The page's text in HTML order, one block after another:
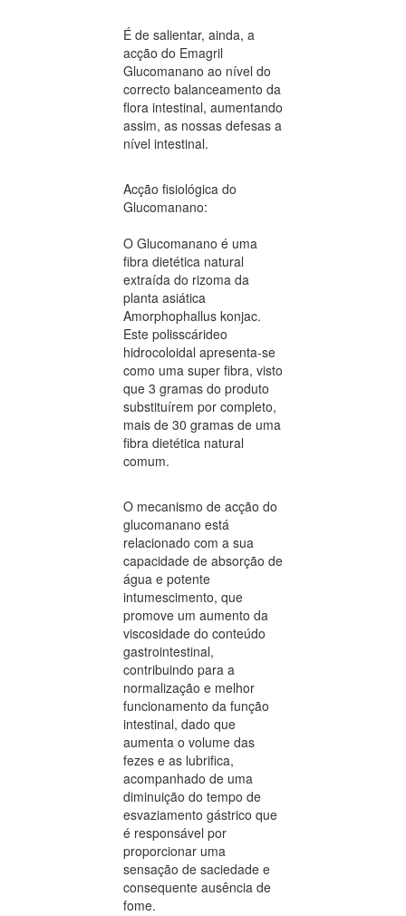
É de salientar, ainda, a
acção do Emagril
Glucomanano ao nível do
correcto balanceamento da
flora intestinal, aumentando
assim, as nossas defesas a
nível intestinal.
Acção fisiológica do
Glucomanano:
O Glucomanano é uma
fibra dietética natural
extraída do rizoma da
planta asiática
Amorphophallus konjac.
Este polisscárideo
hidrocoloidal apresenta-se
como uma super fibra, visto
que 3 gramas do produto
substituírem por completo,
mais de 30 gramas de uma
fibra dietética natural
comum.
O mecanismo de acção do
glucomanano está
relacionado com a sua
capacidade de absorção de
água e potente
intumescimento, que
promove um aumento da
viscosidade do conteúdo
gastrointestinal,
contribuindo para a
normalização e melhor
funcionamento da função
intestinal, dado que
aumenta o volume das
fezes e as lubrifica,
acompanhado de uma
diminuição do tempo de
esvaziamento gástrico que
é responsável por
proporcionar uma
sensação de saciedade e
consequente ausência de
fome.